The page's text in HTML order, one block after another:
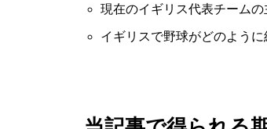
現在のイギリス代表チームの
イギリスで野球がどのように